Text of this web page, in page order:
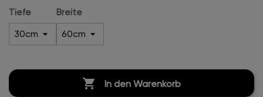
Tiefe Breite
 In den Warenkorb